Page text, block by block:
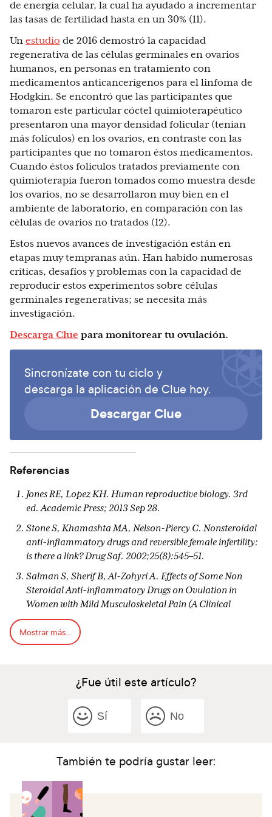
de energía celular, la cual ha ayudado a incrementar
las tasas de fertilidad hasta en un 30% (11).
Un estudio de 2016 demostró la capacidad
regenerativa de las células germinales en ovarios
humanos, en personas en tratamiento con
medicamentos anticancerígenos para el linfoma de
Hodgkin. Se encontró que las participantes que
tomaron este particular cóctel quimioterapéutico
presentaron una mayor densidad folicular (tenían
más folículos) en los ovarios, en contraste con las
participantes que no tomaron éstos medicamentos.
Cuando éstos folículos tratados previamente con
quimioterapia fueron tomados como muestra desde
los ovarios, no se desarrollaron muy bien en el
ambiente de laboratorio, en comparación con las
células de ovarios no tratados (12).
Estos nuevos avances de investigación están en
etapas muy tempranas aún. Han habido numerosas
críticas, desafíos y problemas con la capacidad de
reproducir estos experimentos sobre células
germinales regenerativas; se necesita más
investigación.
Descarga Clue para monitorear tu ovulación.
Sincronízate con tu ciclo y
descarga la aplicación de Clue hoy.
Descargar Clue
Referencias
Jones RE, Lopez KH. Human reproductive biology. 3rd
ed. Academic Press; 2013 Sep 28.
Stone S, Khamashta MA, Nelson-Piercy C. Nonsteroidal
anti-inflammatory drugs and reversible female infertility:
is there a link? Drug Saf. 2002;25(8):545–51.
Salman S, Sherif B, Al-Zohyri A. Effects of Some Non
Steroidal Anti-inflammatory Drugs on Ovulation in
Women with Mild Musculoskeletal Pain (A Clinical
Study). IOSR Journal of Pharmacy and Biological
Sciences. 2014 JUL-AUG;9(4): Ver. IV (Jul -Aug. 2014):43–
49.
Use. [Internet]. Medscape.come: 2015 Jun 16. [cited 2017
https://www.medscape.com/viewarticle/846552
Diclofinac [Internet]. Drugs.com. Diclofinac: [revision
https://www.drugs.com/pro/diclofenac.html
2017 Aug; cited 2017 Nov 29]. Available from:
https://www.drugs.com/pro/naprosyn.html
Mostrar más...
¿Fue útil este artículo?
Sí No
También te podría gustar leer: